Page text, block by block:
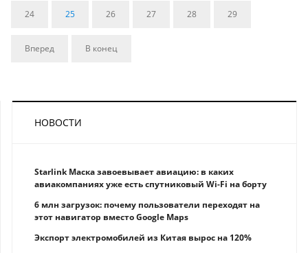
24 25 26 27 28 29
Вперед В конец
НОВОСТИ
Starlink Маска завоевывает авиацию: в каких
авиакомпаниях уже есть спутниковый Wi-Fi на борту
6 млн загрузок: почему пользователи переходят на
этот навигатор вместо Google Maps
Экспорт электромобилей из Китая вырос на 120%